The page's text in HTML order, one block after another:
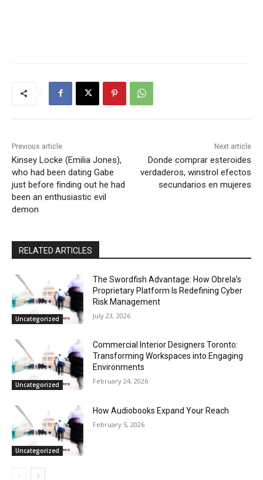
Previous article
Kinsey Locke (Emilia Jones),
who had been dating Gabe
just before finding out he had
been an enthusiastic evil
demon
Next article
Donde comprar esteroides
verdaderos, winstrol efectos
secundarios en mujeres
RELATED ARTICLES
Uncategorized
The Swordfish Advantage: How Obrela’s
Proprietary Platform Is Redefining Cyber
Risk Management
July 23, 2026
Uncategorized
Commercial Interior Designers Toronto:
Transforming Workspaces into Engaging
Environments
February 24, 2026
Uncategorized
How Audiobooks Expand Your Reach
February 5, 2026